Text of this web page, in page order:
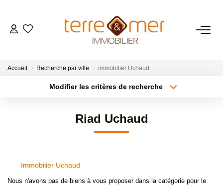
NOS AGENCES
Accueil Recherche par ville immobilier Uchaud
Modifier les critères de recherche
Créer une alerte
Riad Uchaud
Immobilier Uchaud
Nous n'avons pas de biens à vous proposer dans la catégorie pour le